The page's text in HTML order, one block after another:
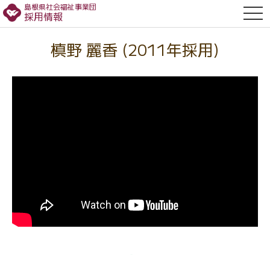
島根県社会福祉事業団
採用情報
槙野 麗香 (2011年採用)